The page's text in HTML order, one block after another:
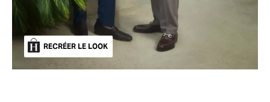
RECRÉER LE LOOK